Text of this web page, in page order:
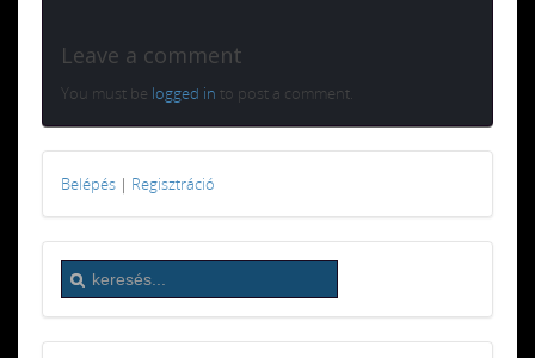
Leave a comment
You must be logged in to post a comment.
Belépés | Regisztráció